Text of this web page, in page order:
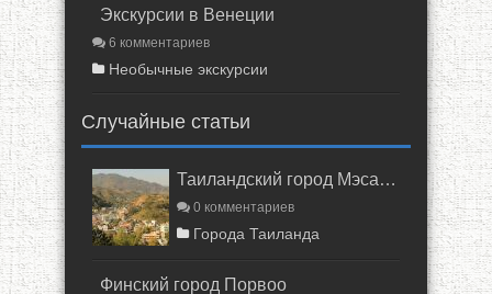
Экскурсии в Венеции
6 комментариев
Необычные экскурсии
Случайные статьи
Таиландский город Мэсалонг
0 комментариев
Города Таиланда
Финский город Порвоо